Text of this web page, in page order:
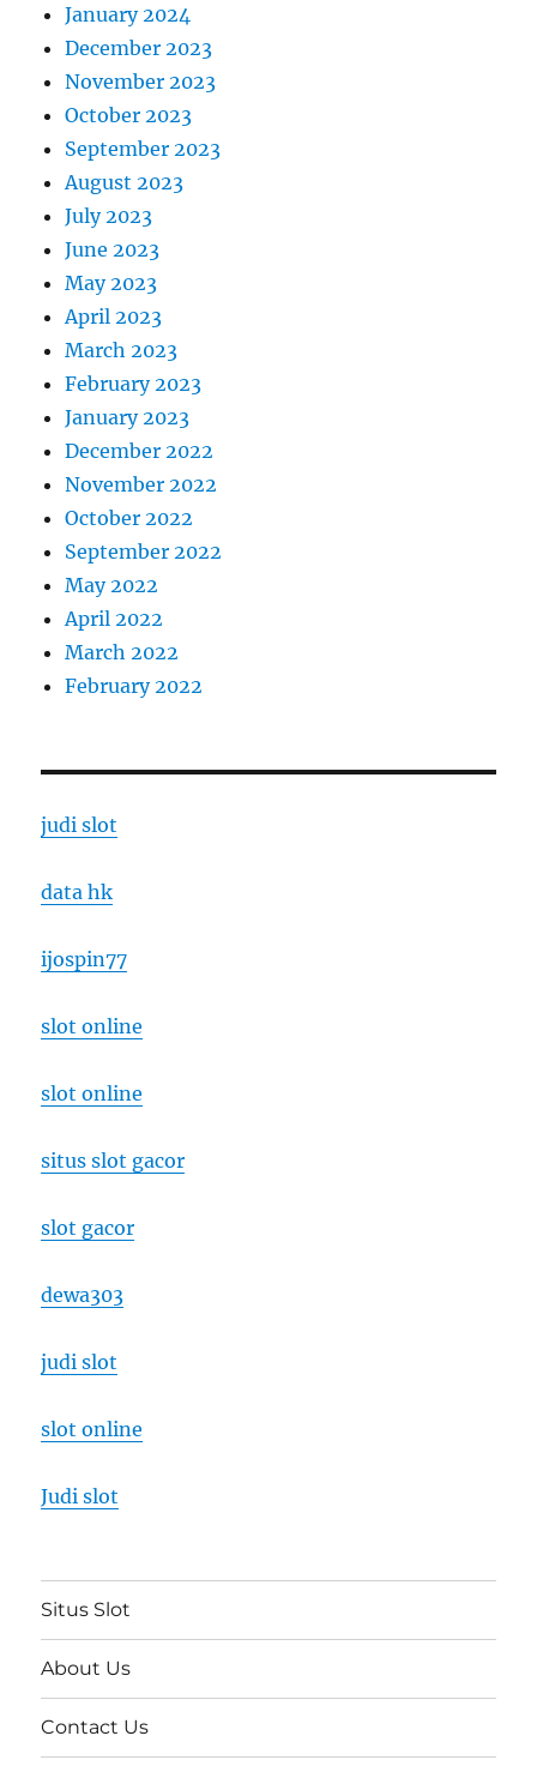
January 2024
December 2023
November 2023
October 2023
September 2023
August 2023
July 2023
June 2023
May 2023
April 2023
March 2023
February 2023
January 2023
December 2022
November 2022
October 2022
September 2022
May 2022
April 2022
March 2022
February 2022
judi slot
data hk
ijospin77
slot online
slot online
situs slot gacor
slot gacor
dewa303
judi slot
slot online
Judi slot
Situs Slot
About Us
Contact Us